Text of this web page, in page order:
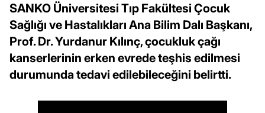
SANKO Üniversitesi Tıp Fakültesi Çocuk
Sağlığı ve Hastalıkları Ana Bilim Dalı Başkanı,
Prof. Dr. Yurdanur Kılınç, çocukluk çağı
kanserlerinin erken evrede teşhis edilmesi
durumunda tedavi edilebileceğini belirtti.